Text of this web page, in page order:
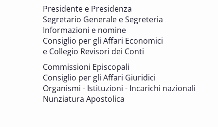
valorizzazione del patrimonio
BENI CULTURALI E EDILIZIA DI CULTO
7 OTTOBRE 2025
Consulta nazionale Beni culturali e Edilizia
di culto
BENI CULTURALI E EDILIZIA DI CULTO
Presidente e Presidenza
Segretario Generale e Segreteria
Informazioni e nomine
Consiglio per gli Affari Economici
e Collegio Revisori dei Conti
Commissioni Episcopali
Consiglio per gli Affari Giuridici
Organismi - Istituzioni - Incarichi nazionali
Nunziatura Apostolica